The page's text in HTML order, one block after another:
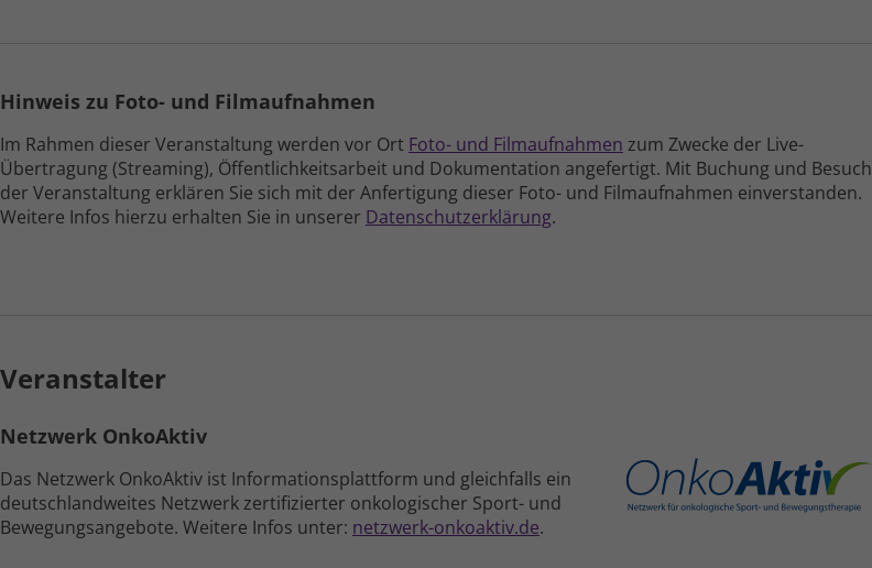
Hinweis zu Foto- und Filmaufnahmen
Im Rahmen dieser Veranstaltung werden vor Ort Foto- und Film­aufnahmen zum Zwecke der Live-
Übertragung (Streaming), Öffent­lich­keits­arbeit und Doku­men­tation ange­fertigt. Mit Buchung und Besuch
der Veran­staltung erklären Sie sich mit der Anfer­tigung dieser Foto- und Film­aufnahmen einver­standen.
Weitere Infos hierzu erhalten Sie in unserer Daten­schutz­erklärung.
Veranstalter
Netzwerk OnkoAktiv
Das Netzwerk OnkoAktiv ist Informations­plattform und gleichfalls ein
deutschland­weites Netzwerk zertifizierter onko­logischer Sport- und
Bewegungs­angebote. Weitere Infos unter: netzwerk-onkoaktiv.de.